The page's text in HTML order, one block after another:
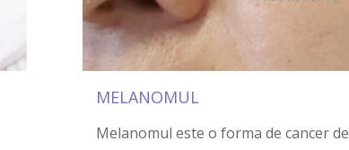
MELANOMUL
Melanomul este o forma de cancer de